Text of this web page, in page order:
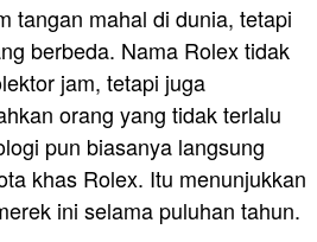
tangan mahal di dunia, tetapi
berbeda. Nama Rolex tidak
jam, tetapi juga
orang yang tidak terlalu
pun biasanya langsung
khas Rolex. Itu menunjukkan
ini selama puluhan tahun.